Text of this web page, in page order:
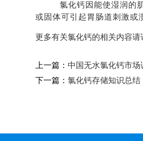
氯化钙因能使湿润的
或固体可引起胃肠道刺激或
更多有关氯化钙的相关内容请
上一篇： 中国无水氯化钙市
下一篇： 氯化钙存储知识总结